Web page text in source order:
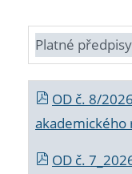
Platné předpisy
OD č. 8/
OD č.